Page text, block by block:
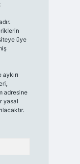
üye
adresine
yasal